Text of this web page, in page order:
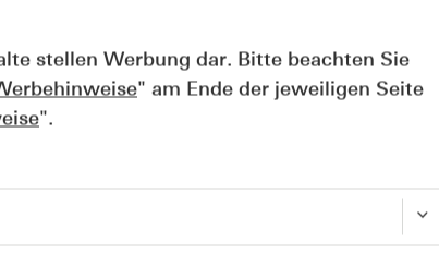
bleibt der DAX® in
- ntv Zertifikate
stellen Werbung dar. Bitte beachten Sie
" am Ende der jeweiligen Seite
".